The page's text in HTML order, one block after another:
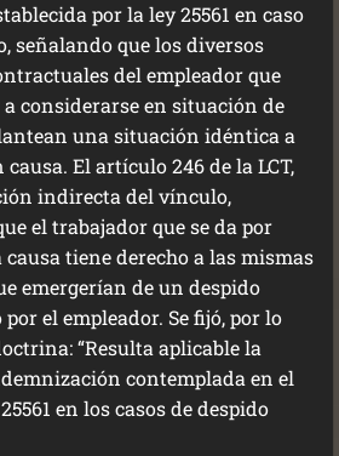
por la ley 25561 en caso
señalando que los diversos
del empleador que
considerarse en situación de
una situación idéntica a
El artículo 246 de la LCT,
indirecta del vínculo,
el trabajador que se da por
tiene derecho a las mismas
emergerían de un despido
el empleador. Se fijó, por lo
“Resulta aplicable la
contemplada en el
en los casos de despido